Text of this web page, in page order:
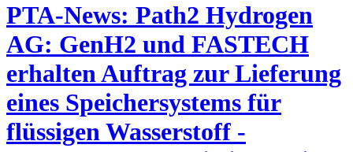
PTA-News: Path2 Hydrogen
AG: GenH2 und FASTECH
erhalten Auftrag zur Lieferung
eines Speichersystems für
flüssigen Wasserstoff -